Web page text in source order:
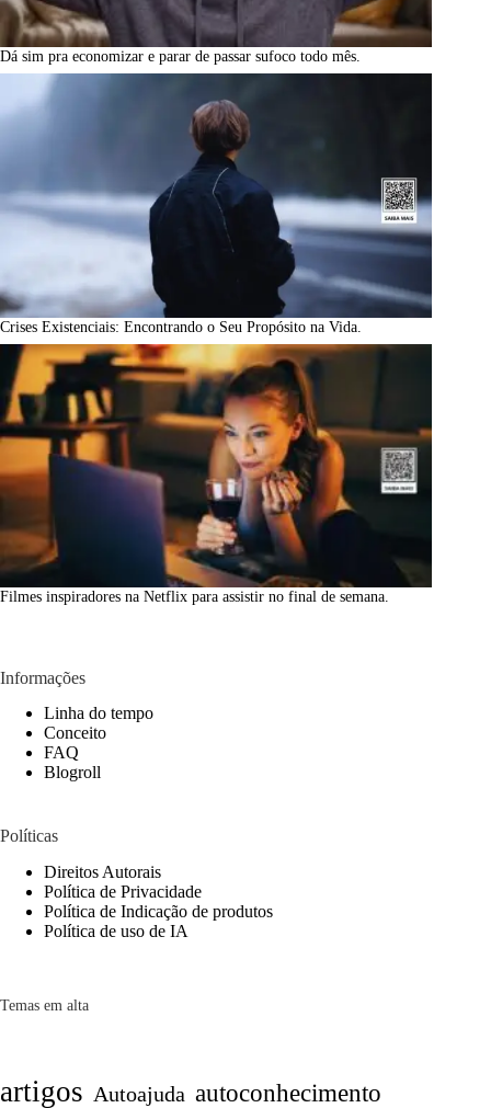
Dá sim pra economizar e parar de passar sufoco todo mês.
Crises Existenciais: Encontrando o Seu Propósito na Vida.
Filmes inspiradores na Netflix para assistir no final de semana.
Informações
Linha do tempo
Conceito
FAQ
Blogroll
Políticas
Direitos Autorais
Política de Privacidade
Política de Indicação de produtos
Política de uso de IA
Temas em alta
artigos Autoajuda autoconhecimento